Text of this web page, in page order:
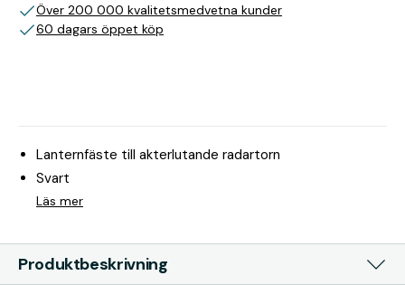
Över 200 000 kvalitetsmedvetna kunder
60 dagars öppet köp
Lanternfäste till akterlutande radartorn
Svart
Läs mer
Produktbeskrivning